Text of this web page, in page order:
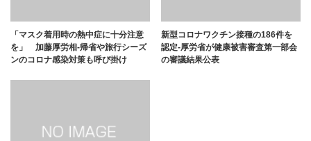
「マスク着用時の熱中症に十分注意
を」 加藤厚労相-帰省や旅行シーズ
ンのコロナ感染対策も呼び掛け
新型コロナワクチン接種の186件を
認定-厚労省が健康被害審査第一部会
の審議結果公表